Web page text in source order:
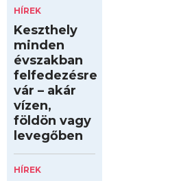
HÍREK
Keszthely
minden
évszakban
felfedezésre
vár – akár
vízen,
földön vagy
levegőben
HÍREK